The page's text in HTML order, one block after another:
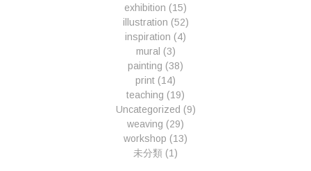
exhibition (15)
illustration (52)
inspiration (4)
mural (3)
painting (38)
print (14)
teaching (19)
Uncategorized (9)
weaving (29)
workshop (13)
未分類 (1)